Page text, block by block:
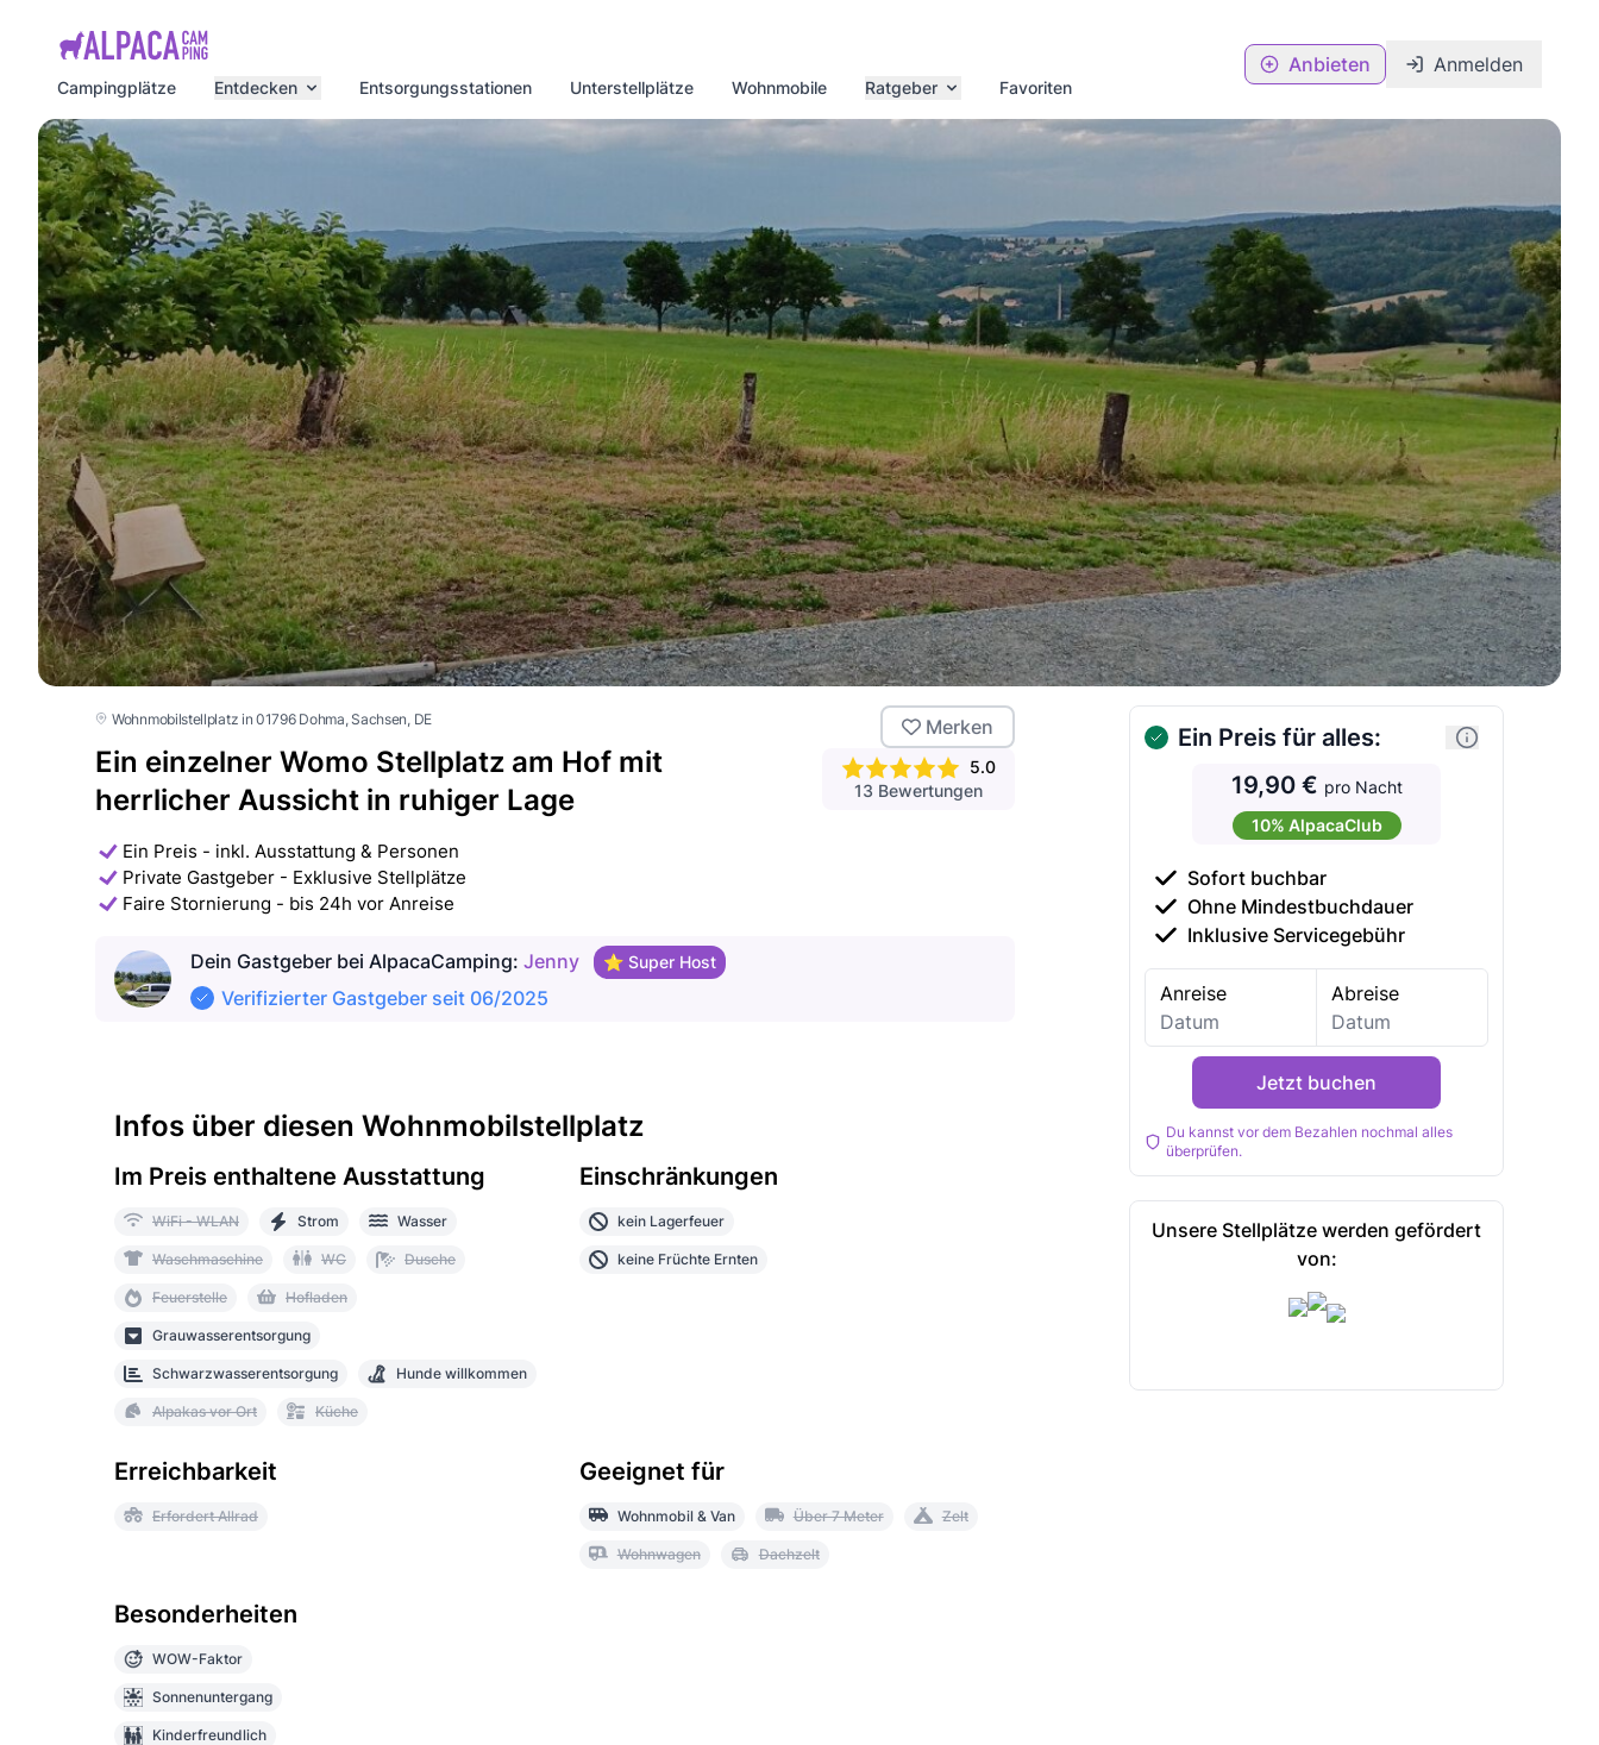
Campingplätze
Entdecken Entsorgungsstationen Unterstellplätze Wohnmobile Ratgeber Favoriten
Anbieten Anmelden
Wohnmobilstellplatz in 01796 Dohma , Sachsen , DE
Ein einzelner Womo Stellplatz am Hof mit
herrlicher Aussicht in ruhiger Lage
5.0
13 Bewertungen
Merken
Ein Preis - inkl. Ausstattung & Personen
Private Gastgeber - Exklusive Stellplätze
Faire Stornierung - bis 24h vor Anreise
Dein Gastgeber bei AlpacaCamping: Jenny ⭐ Super Host
Verifizierter Gastgeber seit 06/2025
Ein Preis für alles:
19,90 € pro Nacht
10% AlpacaClub
Sofort buchbar
Ohne Mindestbuchdauer
Inklusive Servicegebühr
Anreise Abreise
Jetzt buchen
Du kannst vor dem Bezahlen nochmal alles
überprüfen.
Unsere Stellplätze werden gefördert
von:
Infos über diesen Wohnmobilstellplatz
Im Preis enthaltene Ausstattung
WiFi - WLAN Strom Wasser
Waschmaschine WC Dusche
Feuerstelle Hofladen
Grauwasserentsorgung
Schwarzwasserentsorgung Hunde willkommen
Alpakas vor Ort Küche
Einschränkungen
kein Lagerfeuer
keine Früchte Ernten
Erreichbarkeit
Erfordert Allrad
Geeignet für
Wohnmobil & Van Über 7 Meter Zelt
Wohnwagen Dachzelt
Besonderheiten
WOW-Faktor
Sonnenuntergang
Kinderfreundlich